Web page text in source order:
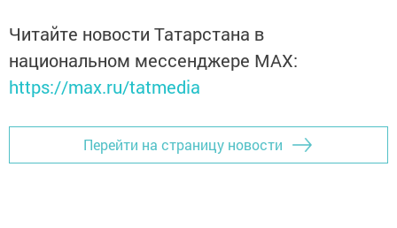
Читайте новости Татарстана в
национальном мессенджере MАХ:
https://max.ru/tatmedia
Перейти на страницу новости